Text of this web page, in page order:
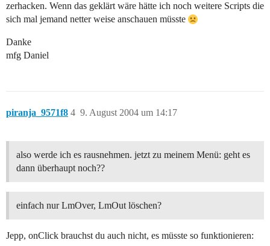
zerhacken. Wenn das geklärt wäre hätte ich noch weitere Scripts die
sich mal jemand netter weise anschauen müsste
Danke
mfg Daniel
piranja_9571f8 9. August 2004 um 14:17
4
also werde ich es rausnehmen. jetzt zu meinem Menü: geht es
dann überhaupt noch??
einfach nur LmOver, LmOut löschen?
Jepp, onClick brauchst du auch nicht, es müsste so funktionieren: